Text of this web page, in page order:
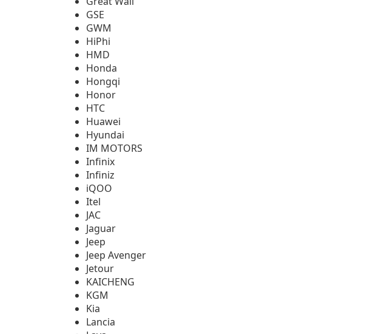
GSE
GWM
HiPhi
HMD
Honda
Hongqi
Honor
HTC
Huawei
Hyundai
IM MOTORS
Infinix
Infiniz
iQOO
Itel
JAC
Jaguar
Jeep
Jeep Avenger
Jetour
KAICHENG
KGM
Kia
Lancia